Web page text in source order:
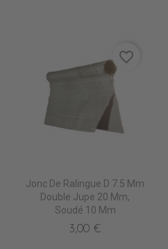
Jonc De Ralingue D 7.5 Mm
Double Jupe 20 Mm,
Soudé 10 Mm
3,00 €
favorite_border